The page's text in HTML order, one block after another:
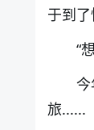
于到了
“
旅......